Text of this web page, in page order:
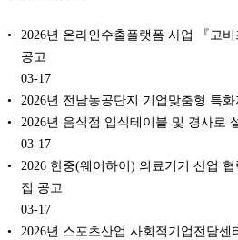
2026년 온라인수출플랫폼 사업 『고
공고
03-17
2026년 전남농공단지 기업맞춤형 특
2026년 음식점 입식테이블 및 경사로
03-17
2026 한중(웨이하이) 의료기기 산업
집 공고
03-17
2026년 스포츠산업 사회적기업전담